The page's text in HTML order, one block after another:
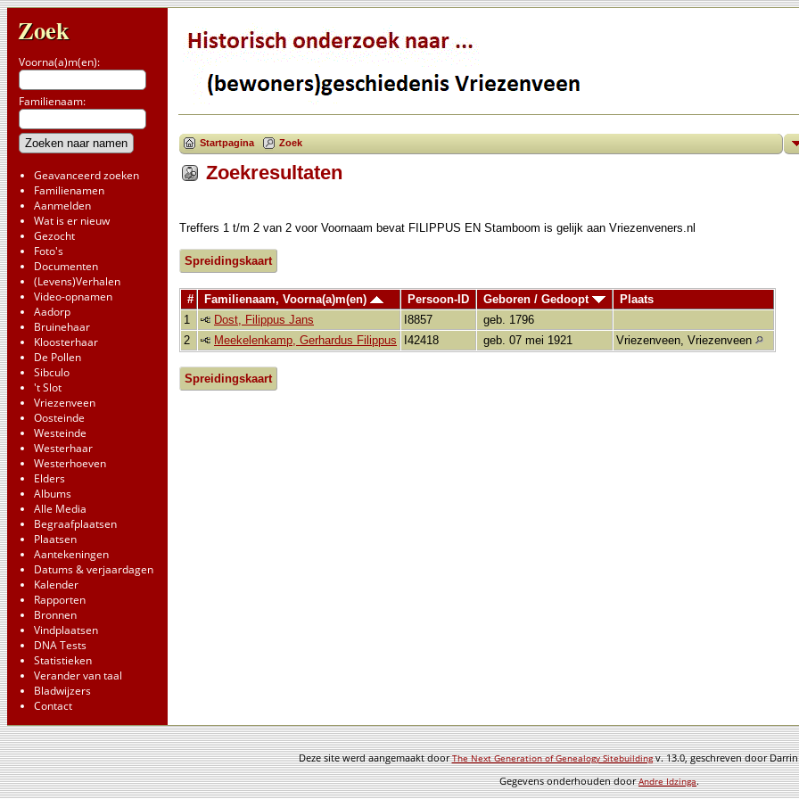
Zoek
Voorna(a)m(en):
Familienaam:
Geavanceerd zoeken
Familienamen
Aanmelden
Wat is er nieuw
Gezocht
Foto's
Documenten
(Levens)Verhalen
Video-opnamen
Aadorp
Bruinehaar
Kloosterhaar
De Pollen
Sibculo
't Slot
Vriezenveen
Oosteinde
Westeinde
Westerhaar
Westerhoeven
Elders
Albums
Alle Media
Begraafplaatsen
Plaatsen
Aantekeningen
Datums & verjaardagen
Kalender
Rapporten
Bronnen
Vindplaatsen
DNA Tests
Statistieken
Verander van taal
Bladwijzers
Contact
Startpagina Zoek
Zoekresultaten
Treffers 1 t/m 2 van 2 voor Voornaam bevat FILIPPUS EN Stamboom is gelijk aan Vriezenveners.nl
Spreidingskaart
# Familienaam, Voorna(a)m(en) Persoon-ID Geboren / Gedoopt
Plaats
1
Dost, Filippus Jans I8857
geb. 1796
2
Meekelenkamp, Gerhardus Filippus I42418 geb. 07 mei 1921 Vriezenveen, Vriezenveen
Spreidingskaart
Deze site werd aangemaakt doorThe Next Generation of Genealogy Sitebuildingv. 13.0, geschreven door
Gegevens onderhouden doorAndre Idzinga.